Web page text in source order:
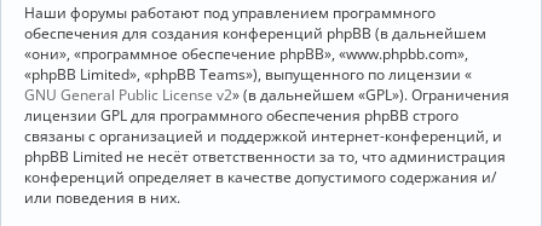
Наши форумы работают под управлением программного
обеспечения для создания конференций phpBB (в дальнейшем
«они», «программное обеспечение phpBB», «www.phpbb.com»,
«phpBB Limited», «phpBB Teams»), выпущенного по лицензии «
GNU General Public License v2» (в дальнейшем «GPL»). Ограничения
лицензии GPL для программного обеспечения phpBB строго
связаны с организацией и поддержкой интернет-конференций, и
phpBB Limited не несёт ответственности за то, что администрация
конференций определяет в качестве допустимого содержания и/
или поведения в них.